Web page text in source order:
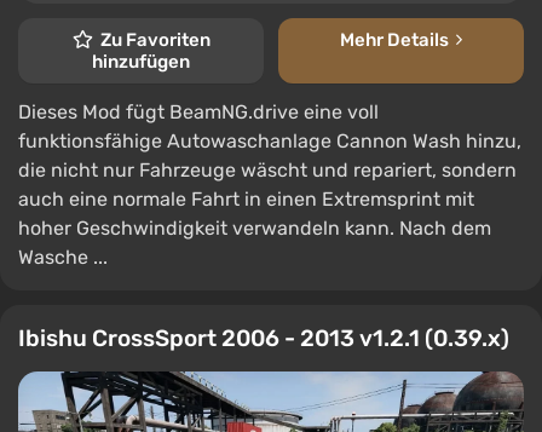
Zu Favoriten
hinzufügen
Mehr Details
Dieses Mod fügt BeamNG.drive eine voll
funktionsfähige Autowaschanlage Cannon Wash hinzu,
die nicht nur Fahrzeuge wäscht und repariert, sondern
auch eine normale Fahrt in einen Extremsprint mit
hoher Geschwindigkeit verwandeln kann. Nach dem
Wasche ...
Ibishu CrossSport 2006 - 2013 v1.2.1 (0.39.x)